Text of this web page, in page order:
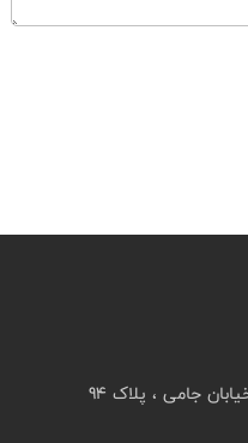
جامی ، پلاک 94